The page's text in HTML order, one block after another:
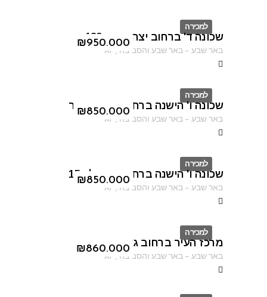
למכירה
ID
₪950.000
שכונה ד' ברחוב יצחק רגר 183
באר שבע–באר שבע והסביבה ,
AF
למכירה
ID
₪850.000
שכונה ו' הישנה ברחוב יצחק שיפר
באר שבע–באר שבע והסביבה ,
AF
למכירה
ID
₪850.000
שכונה ו' הישנה ברחוב ברנפלד 15
באר שבע–באר שבע והסביבה ,
AF
למכירה
ID
₪860.000
מרכז העיר ברחוב גורדון
באר שבע–באר שבע והסביבה ,
AF